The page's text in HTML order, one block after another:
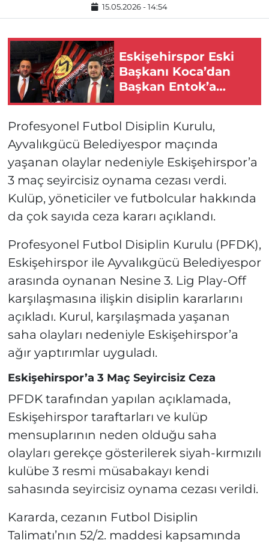
15.05.2026 - 14:54
Eskişehirspor Eski
Başkanı Koca’dan
Başkan Entok’a
Önemli Çağrı!
Profesyonel Futbol Disiplin Kurulu,
Ayvalıkgücü Belediyespor maçında
yaşanan olaylar nedeniyle Eskişehirspor’a
3 maç seyircisiz oynama cezası verdi.
Kulüp, yöneticiler ve futbolcular hakkında
da çok sayıda ceza kararı açıklandı.
Profesyonel Futbol Disiplin Kurulu (PFDK),
Eskişehirspor ile Ayvalıkgücü Belediyespor
arasında oynanan Nesine 3. Lig Play-Off
karşılaşmasına ilişkin disiplin kararlarını
açıkladı. Kurul, karşılaşmada yaşanan
saha olayları nedeniyle Eskişehirspor’a
ağır yaptırımlar uyguladı.
Eskişehirspor’a 3 Maç Seyircisiz Ceza
PFDK tarafından yapılan açıklamada,
Eskişehirspor taraftarları ve kulüp
mensuplarının neden olduğu saha
olayları gerekçe gösterilerek siyah-kırmızılı
kulübe 3 resmi müsabakayı kendi
sahasında seyircisiz oynama cezası verildi.
Kararda, cezanın Futbol Disiplin
Talimatı’nın 52/2. maddesi kapsamında